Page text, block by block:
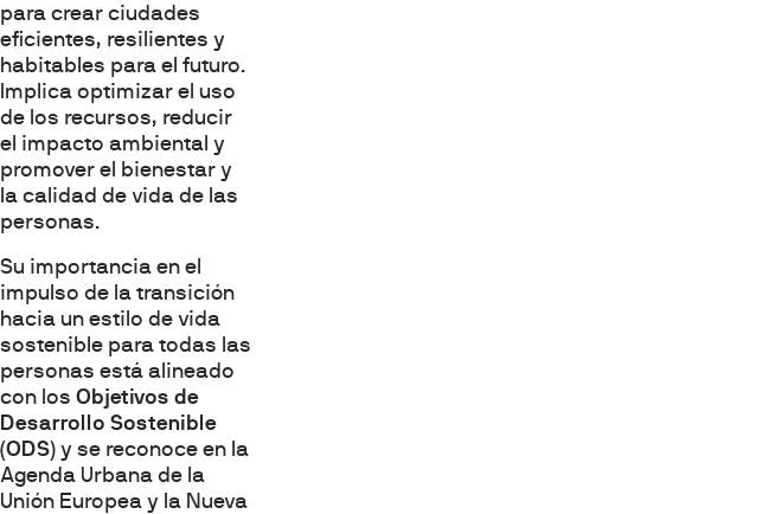
para crear ciudades
eficientes, resilientes y
habitables para el futuro.
Implica optimizar el uso
de los recursos, reducir
el impacto ambiental y
promover el bienestar y
la calidad de vida de las
personas.
Su importancia en el
impulso de la transición
hacia un estilo de vida
sostenible para todas las
personas está alineado
con los Objetivos de
Desarrollo Sostenible
(ODS) y se reconoce en la
Agenda Urbana de la
Unión Europea y la Nueva